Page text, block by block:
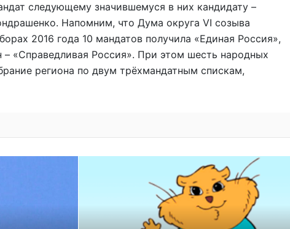
следующему значившемуся в них кандидату –
Напомним, что Дума округа VI созыва
2016 года 10 мандатов получила «Единая Россия»,
«Справедливая Россия». При этом шесть народных
региона по двум трёхмандатным спискам,